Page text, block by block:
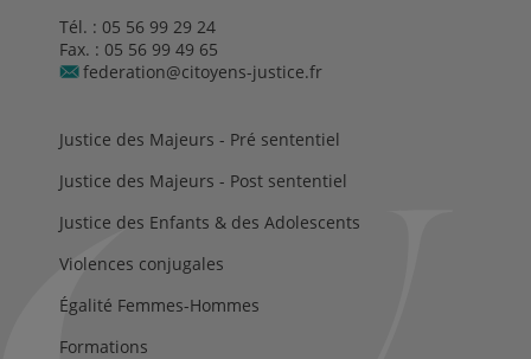
Tél. : 05 56 99 29 24
Fax. : 05 56 99 49 65
federation@citoyens-justice.fr
Justice des Majeurs - Pré sententiel
Justice des Majeurs - Post sententiel
Justice des Enfants & des Adolescents
Violences conjugales
Égalité Femmes-Hommes
Formations